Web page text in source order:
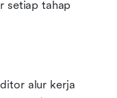
alur kerja